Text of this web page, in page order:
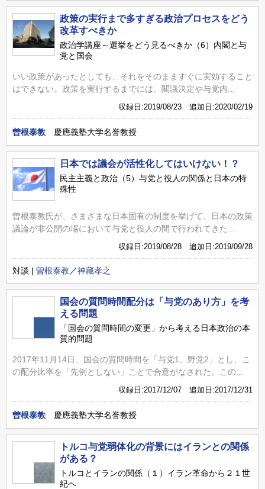
政策の実行まで多すぎる政治プロセスをどう
改革すべきか
政治学講座～選挙をどう見るべきか（6）内閣と与
党と国会
いい政策があったとしても、それをそのまますぐに実効すること
はできない。政策を実行するまでには、閣議決定や与党内...
収録日:2019/08/23 追加日:2020/02/19
曽根泰教 慶應義塾大学名誉教授
日本では議会が活性化してはいけない！？
民主主義と政治（5）与党と役人の関係と日本の特
殊性
曽根泰教氏が、さまざまな日本固有の制度を挙げて、日本の政策
議論が非公開の場において与党と役人の間で行われてきた...
収録日:2019/08/28 追加日:2019/09/28
対談 | 曽根泰教 ／神藏孝之
国会の質問時間配分は「与党のあり方」を考
える問題
「国会の質問時間の変更」から考える日本政治の本
質的問題
2017年11月14日、国会の質問時間を「与党1、野党2」とし、こ
の配分比率を「先例としない」ことで合意がなされた。この...
収録日:2017/12/07 追加日:2017/12/31
曽根泰教 慶應義塾大学名誉教授
トルコ与党弱体化の背景にはイランとの関係
がある？
トルコとイランの関係（１）イラン革命から２１世
紀へ